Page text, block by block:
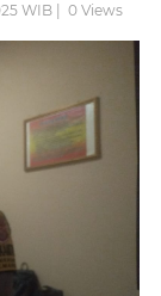
WIB | 0Views